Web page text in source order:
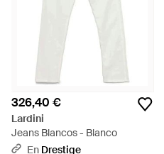
326,40 €
Lardini
Jeans Blancos - Blanco
En Drestige